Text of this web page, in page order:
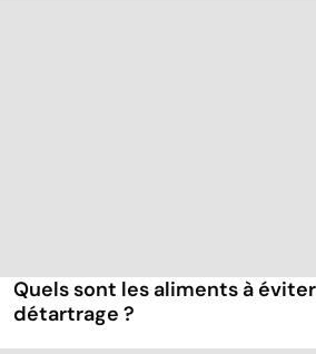
Quels sont les aliments à
détartrage ?